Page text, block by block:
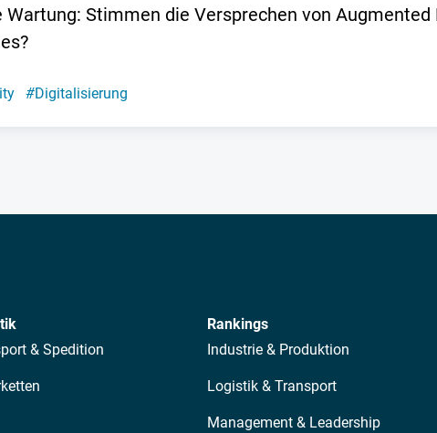
Stimmen die Versprechen von Augmented
#Digitalisierung
& Spedition
Rankings
Industrie & Produktion
Logistik & Transport
Management & Leadership